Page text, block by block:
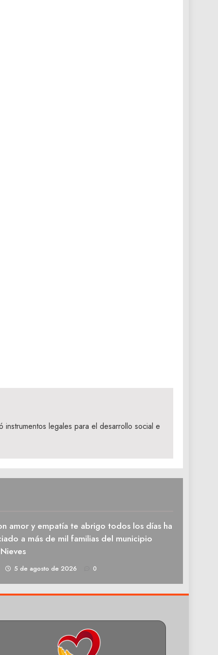
instrumentos legales para el desarrollo social e
amor y empatía te abrigo todos los días ha
a más de mil familias del municipio
5 de agosto de 2026 0